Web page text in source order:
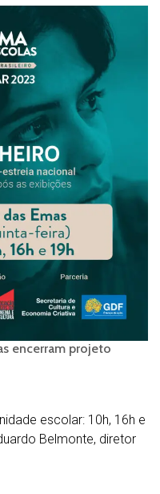
encerram projeto
escolar: 10h, 16h e
Belmonte, diretor